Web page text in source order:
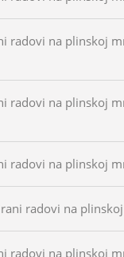
radovi na plinskoj
radovi na plinskoj
radovi na plinskoj
radovi na
radovi na plinskoj